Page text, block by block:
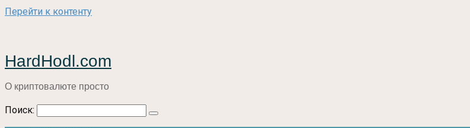
Перейти к контенту
HardHodl.com
О криптовалюте просто
Поиск: